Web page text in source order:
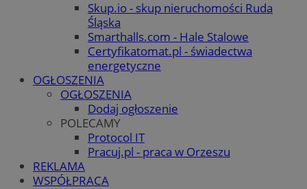
Skup.io - skup nieruchomości Ruda
Śląska
Smarthalls.com - Hale Stalowe
Certyfikatomat.pl - świadectwa
energetyczne
OGŁOSZENIA
OGŁOSZENIA
Dodaj ogłoszenie
POLECAMY
Protocol IT
Pracuj.pl - praca w Orzeszu
REKLAMA
WSPÓŁPRACA